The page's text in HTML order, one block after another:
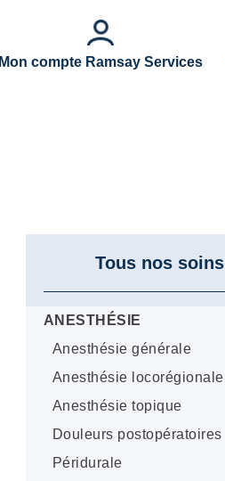
Mon compte Ramsay Services
Tous nos soins
ANESTHÉSIE
Anesthésie générale
Anesthésie locorégionale
Anesthésie topique
Douleurs postopératoires
Péridurale